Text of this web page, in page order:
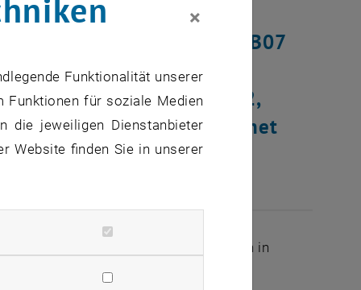
im Verteilerraum DB01B07
und 14:00 Uhr um 24
DA01, DA02,
Auswirkungen auf das TUnet
Ausfall von 24 aus 120 Anschlüssen in
×
Funktionalität unserer
Funktionen für soziale Medien
die jeweiligen Dienstanbieter
Website finden Sie in unserer